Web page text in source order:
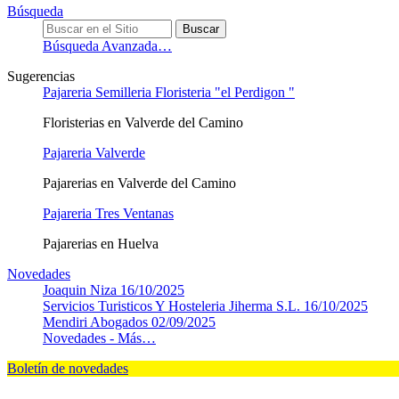
Búsqueda
Búsqueda Avanzada…
Sugerencias
Pajareria Semilleria Floristeria "el Perdigon "
Floristerias en Valverde del Camino
Pajareria Valverde
Pajarerias en Valverde del Camino
Pajareria Tres Ventanas
Pajarerias en Huelva
Novedades
Joaquin Niza 16/10/2025
Servicios Turisticos Y Hosteleria Jiherma S.L. 16/10/2025
Mendiri Abogados 02/09/2025
Novedades - Más…
Boletín de novedades